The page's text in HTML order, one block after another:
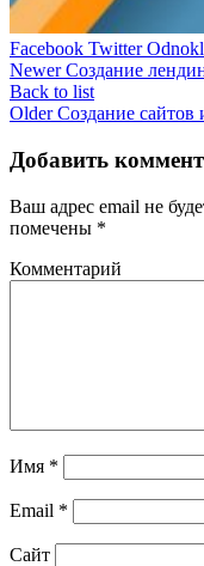
Facebook Twitter
Newer Создание
Back to list
Older Создание
Добавить
Ваш адрес email не
помечены *
Комментарий
Имя *
Email *
Сайт